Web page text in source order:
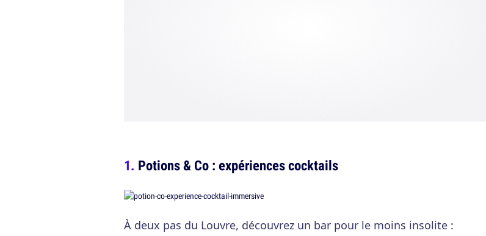
Potions & Co : expériences cocktails
À deux pas du Louvre, découvrez un bar pour le moins insolite :